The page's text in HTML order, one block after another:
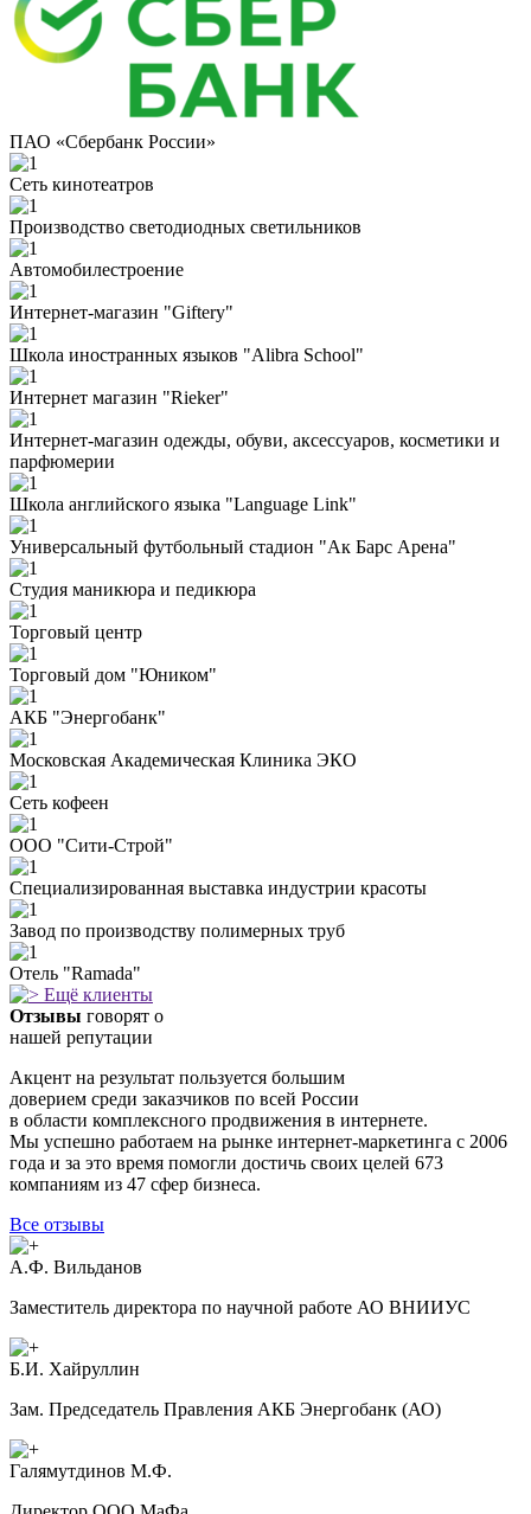
ПАО «Сбербанк России»
Сеть кинотеатров
Производство светодиодных светильников
Автомобилестроение
Интернет-магазин "Giftery"
Школа иностранных языков "Alibra School"
Интернет магазин "Rieker"
Интернет-магазин одежды, обуви, аксессуаров, косметики и
парфюмерии
Школа английского языка "Language Link"
Универсальный футбольный стадион "Ак Барс Арена"
Студия маникюра и педикюра
Торговый центр
Торговый дом "Юником"
АКБ "Энергобанк"
Московская Академическая Клиника ЭКО
Сеть кофеен
ООО "Сити-Строй"
Специализированная выставка индустрии красоты
Завод по производству полимерных труб
Отель "Ramada"
Ещё клиенты
Отзывы говорят о
нашей репутации
Акцент на результат пользуется большим
доверием среди заказчиков по всей Росcии
в области комплексного продвижения в интернете.
Мы успешно работаем на рынке интернет-маркетинга с 2006
года и за это время помогли достичь своих целей 673
компаниям из 47 сфер бизнеса.
Все отзывы
А.Ф. Вильданов
Заместитель директора по научной работе АО ВНИИУС
Б.И. Хайруллин
Зам. Председатель Правления АКБ Энергобанк (АО)
Галямутдинов М.Ф.